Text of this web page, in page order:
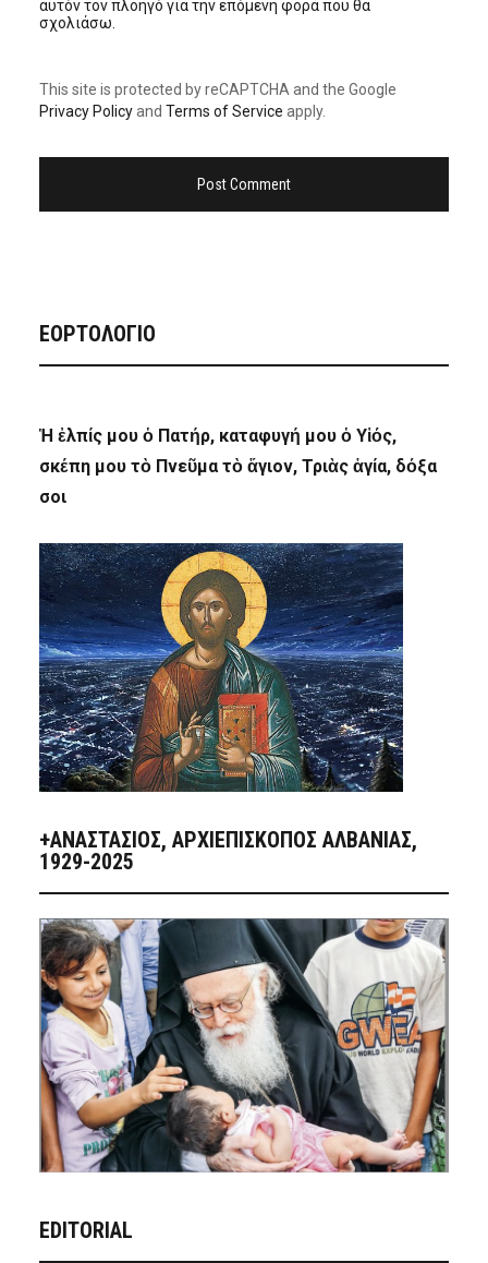
αυτόν τον πλοηγό για την επόμενη φορά που θα
σχολιάσω.
This site is protected by reCAPTCHA and the Google
Privacy Policyand Terms of Service apply.
ΕΟΡΤΟΛΟΓΙΟ
Ἡ ἐλπίς μου ὁ Πατήρ, καταφυγή μου ὁ Υἱός,
σκέπη μου τὸ Πνεῦμα τὸ ἅγιον, Τριὰς ἁγία, δόξα
σοι
+ΑΝΑΣΤΆΣΙΟΣ, ΑΡΧΙΕΠΊΣΚΟΠΟΣ ΑΛΒΑΝΊΑΣ,
1929-2025
EDITORIAL